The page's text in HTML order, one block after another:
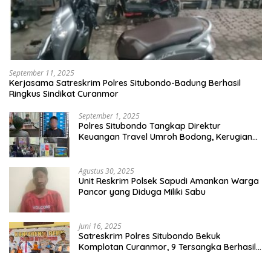
September 11, 2025
Kerjasama Satreskrim Polres Situbondo-Badung Berhasil
Ringkus Sindikat Curanmor
September 1, 2025
Polres Situbondo Tangkap Direktur
Keuangan Travel Umroh Bodong, Kerugian
Agustus 30, 2025
Unit Reskrim Polsek Sapudi Amankan Warga
Pancor yang Diduga Miliki Sabu
Juni 16, 2025
Satreskrim Polres Situbondo Bekuk
Komplotan Curanmor, 9 Tersangka Berhasil